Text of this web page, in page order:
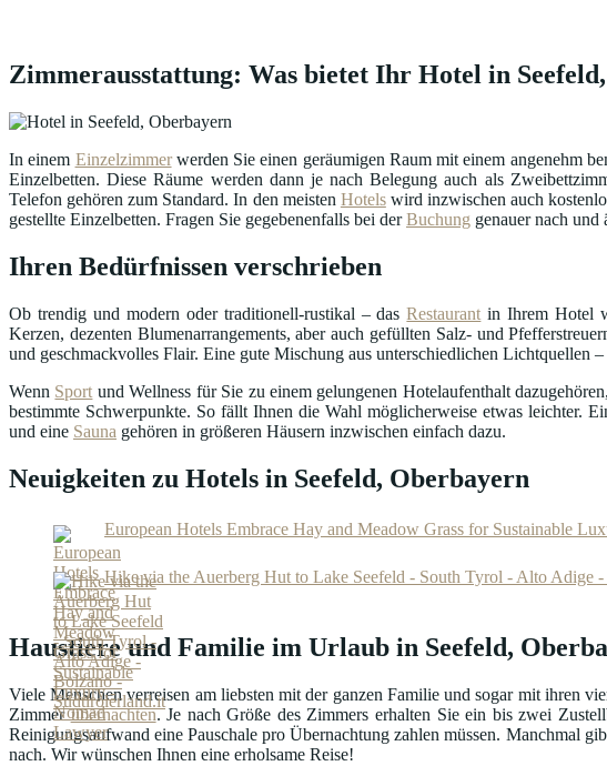
Zimmerausstattung: Was bietet Ihr Hotel in
In einem Einzelzimmerwerden Sie einen geräumigen Raum mit einem angenehm
Einzelbetten. Diese Räume werden dann je nach Belegung auch als
Telefon gehören zum Standard. In den meisten Hotelswird inzwischen auch
gestellte Einzelbetten. Fragen Sie gegebenenfalls bei derBuchung genauer nach und
Ihren Bedürfnissen verschrieben
Ob trendig und modern oder traditionell-rustikal – dasRestaurant in Ihrem Hotel
Kerzen, dezenten Blumenarrangements, aber auch gefüllten Salz- und
und geschmackvolles Flair. Eine gute Mischung aus unterschiedlichen Lichtquellen
Wenn Sport und Wellness für Sie zu einem gelungenen Hotelaufenthalt
bestimmte Schwerpunkte. So fällt Ihnen die Wahl möglicherweise etwas leichter.
und eine Sauna gehören in größeren Häusern inzwischen einfach dazu.
Neuigkeiten zu Hotels in Seefeld, Oberbayern
European Hotels Embrace Hay and Meadow Grass for Sustainable
Hike via the Auerberg Hut to Lake Seefeld - South Tyrol - Alto Adige
Haustiere und Familie im Urlaub in Seefeld,
Viele Menschen verreisen am liebsten mit der ganzen Familie und sogar mit ihren
Zimmerübernachten. Je nach Größe des Zimmers erhalten Sie ein bis zwei
Reinigungsaufwand eine Pauschale pro Übernachtung zahlen müssen. Manchmal
nach. Wir wünschen Ihnen eine erholsame Reise!